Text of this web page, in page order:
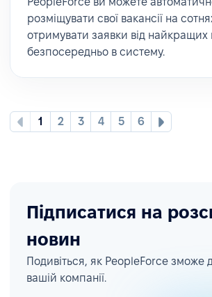
розміщувати свої вакансії на
отримувати заявки від найкращих
безпосередньо в систему.
1 2 3 4 5 6
Підписатися на
новин
Подивіться, як PeopleForce зможе
вашій компанії.